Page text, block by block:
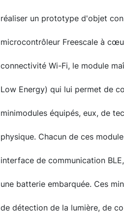
réaliser un prototype d'objet
microcontrôleur Freescale à
connectivité Wi-Fi, le module
Low Energy) qui lui permet de
minimodules équipés, eux, de
physique. Chacun de ces
interface de communication
une batterie embarquée. Ces
de détection de la lumière, de